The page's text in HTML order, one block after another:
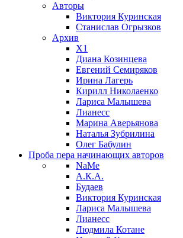
Авторы
Виктория Куринская
Станислав Огрызков
Архив
X1
Диана Козинцева
Евгений Семиряков
Ирина Лагерь
Кирилл Николаенко
Лариса Малышева
Лианесс
Марина Аверьянова
Наталья Зубрилина
Олег Бабулин
Проба пера начинающих авторов
NaMe
А.К.А.
Будаев
Виктория Куринская
Лариса Малышева
Лианесс
Людмила Котане